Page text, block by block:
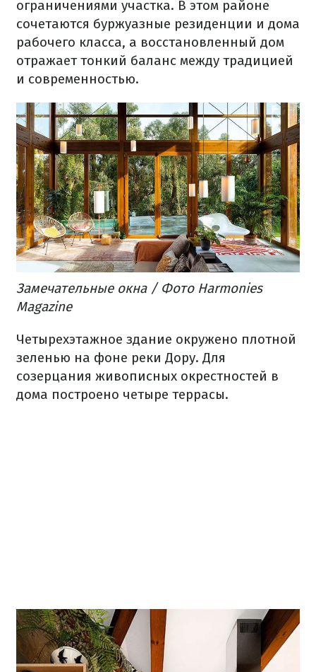
ограничениями участка. В этом районе
сочетаются буржуазные резиденции и дома
рабочего класса, а восстановленный дом
отражает тонкий баланс между традицией
и современностью.
Замечательные окна/ Фото Harmonies
Magazine
Четырехэтажное здание окружено плотной
зеленью на фоне реки Дору. Для
созерцания живописных окрестностей в
дома построено четыре террасы.